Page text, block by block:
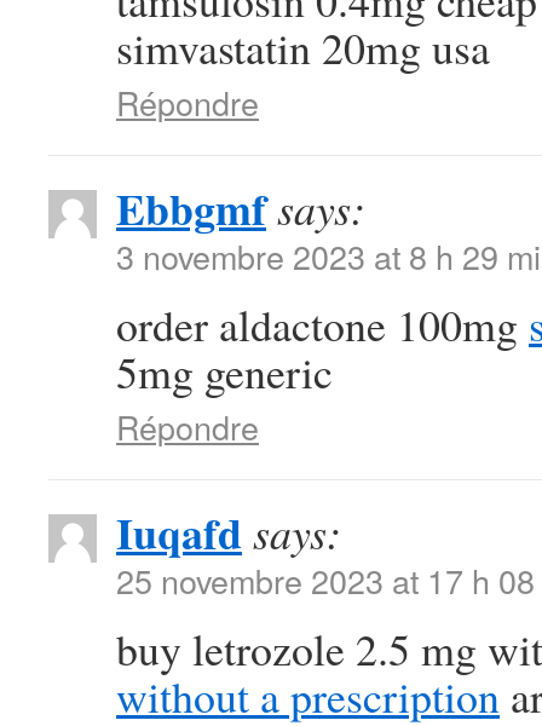
simvastatin 20mg usa
Répondre
Ebbgmfsays:
3 novembre 2023 at 8 h 29
order aldactone 100mg
5mg generic
Répondre
Iuqafdsays:
25 novembre 2023 at 17 h
buy letrozole 2.5 mg
without a prescription